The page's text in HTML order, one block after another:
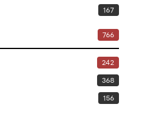
167
766
242
368
156